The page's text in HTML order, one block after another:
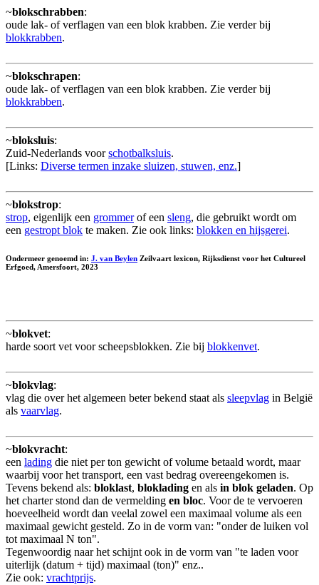
~blokschrabben:
oude lak- of verflagen van een blok krabben. Zie verder bij
blokkrabben.
~blokschrapen:
oude lak- of verflagen van een blok krabben. Zie verder bij
blokkrabben.
~bloksluis:
Zuid-Nederlands voorschotbalksluis.
[Links: Diverse termen inzake sluizen, stuwen, enz.]
~blokstrop:
strop, eigenlijk een grommerof een sleng, die gebruikt wordt om
een gestropt blok te maken. Zie ook links: blokken en hijsgerei.
Ondermeer genoemd in: J. van Beylen Zeilvaart lexicon, Rijksdienst voor het Cultureel
Erfgoed, Amersfoort, 2023
~blokvet:
harde soort vet voor scheepsblokken. Zie bij blokkenvet.
~blokvlag:
vlag die over het algemeen beter bekend staat als sleepvlag in België
als vaarvlag.
~blokvracht:
een lading die niet per ton gewicht of volume betaald wordt, maar
waarbij voor het transport, een vast bedrag overeengekomen is.
Tevens bekend als: bloklast, bloklading en als in blok geladen. Op
het charter stond dan de vermelding en bloc. Voor de te vervoeren
hoeveelheid wordt dan veelal zowel een maximaal volume als een
maximaal gewicht gesteld. Zo in de vorm van: "onder de luiken vol
tot maximaal N ton".
Tegenwoordig naar het schijnt ook in de vorm van "te laden voor
uiterlijk (datum + tijd) maximaal (ton)" enz..
Zie ook: vrachtprijs.